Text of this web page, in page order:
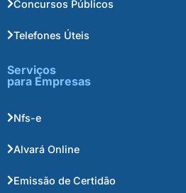
Concursos Públicos
Telefones Úteis
Serviços
para Empresas
Nfs-e
Alvará Online
Emissão de Certidão